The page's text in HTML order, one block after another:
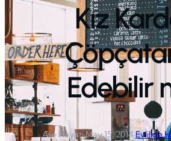
Kız
Edebilir
Aile Hayatı·May 15, 2014·Evliliğe